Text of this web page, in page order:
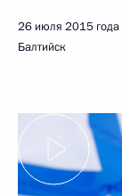
26 июля 2015 года
Балтийск